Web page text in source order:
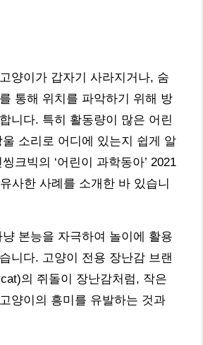
양이가 갑자기 사라지거나, 숨
통해 위치를 파악하기 위해 방
니다. 특히 활동량이 많은 어린
소리로 어디에 있는지 쉽게 알
크빅의 ‘어린이 과학동아’ 2021
사한 사례를 소개한 바 있습니
본능을 자극하여 놀이에 활용
니다. 고양이 전용 장난감 브랜
의 쥐돌이 장난감처럼, 작은
양이의 흥미를 유발하는 것과